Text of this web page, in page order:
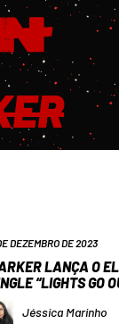
DEZEMBRO DE 2023
LANÇA O
“LIGHTS GO
Jéssica Marinho